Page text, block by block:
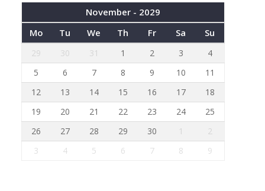
November - 2029
Mo
Tu We Th Fr Sa Su
29 30 31 1 2 3
4
5
6 7 8 9 10
11
12
13 14 15 16 17
18
19
20 21 22 23 24
25
26
27 28 29 30 1
2
3
4 5 6 7 8 9